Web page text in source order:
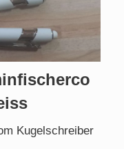
Kugelschreiber